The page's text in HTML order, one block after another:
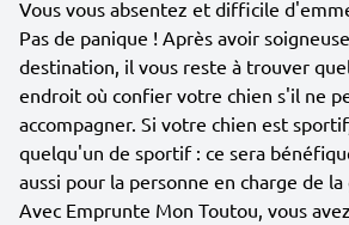
Vous vous absentez et difficile
Pas de panique ! Après avoir
destination, il vous reste à trouver
endroit où confier votre chien s'il ne
accompagner. Si votre chien est
quelqu'un de sportif : ce sera
aussi pour la personne en charge de
Avec Emprunte Mon Toutou, vous